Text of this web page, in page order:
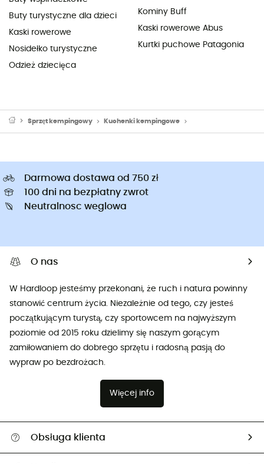
Buty turystyczne dla dzieci
Kaski rowerowe
Nosidełko turystyczne
Odzież dziecięca
Kominy Buff
Kaski rowerowe Abus
Kurtki puchowe Patagonia
Sprzęt kempingowy Kuchenki kempingowe
Darmowa dostawa od 750 zł
100 dni na bezpłatny zwrot
Neutralnosc weglowa
O nas
W Hardloop jesteśmy przekonani, że ruch i natura powinny
stanowić centrum życia. Niezależnie od tego, czy jesteś
początkującym turystą, czy sportowcem na najwyższym
poziomie od 2015 roku dzielimy się naszym gorącym
zamiłowaniem do dobrego sprzętu i radosną pasją do
wypraw po bezdrożach.
Więcej info
Obsługa klienta